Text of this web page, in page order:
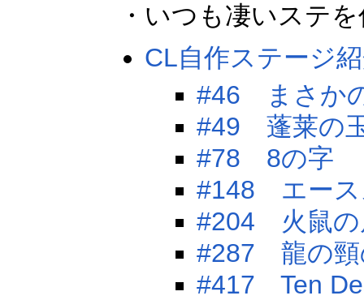
・いつも凄いステ
CL自作ステージ
#46 まさか
#49 蓬莱の
#78 8の字
#148 エース
#204 火鼠の
#287 龍の頸
#417 Ten